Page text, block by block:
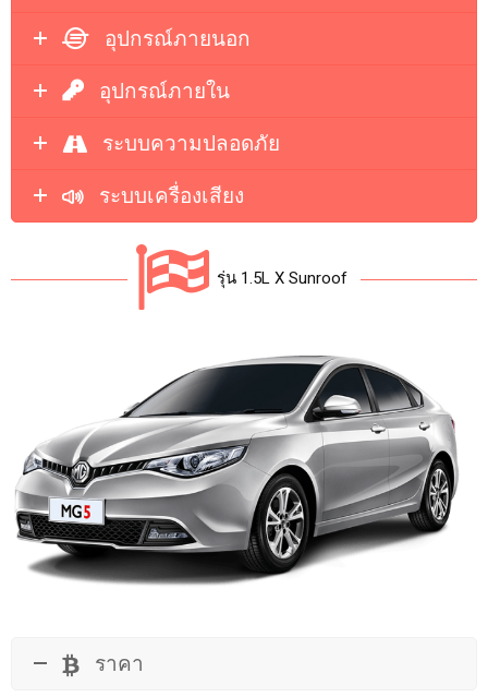
อุปกรณ์ภายนอก
อุปกรณ์ภายใน
ระบบความปลอดภัย
ระบบเครื่องเสียง
รุ่น 1.5L X Sunroof
ราคา